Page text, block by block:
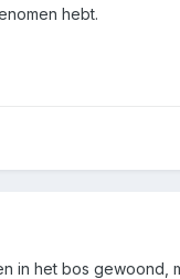
hebt.
in het bos